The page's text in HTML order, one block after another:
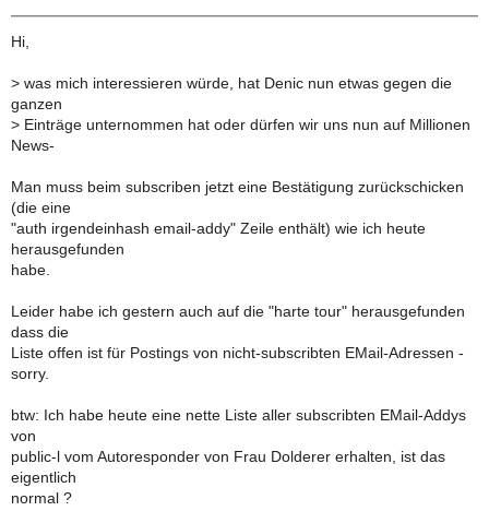
Hi,
> was mich interessieren würde, hat Denic nun etwas gegen die
ganzen
> Einträge unternommen hat oder dürfen wir uns nun auf Millionen
News-
Man muss beim subscriben jetzt eine Bestätigung zurückschicken
(die eine
"auth irgendeinhash email-addy" Zeile enthält) wie ich heute
herausgefunden
habe.
Leider habe ich gestern auch auf die "harte tour" herausgefunden
dass die
Liste offen ist für Postings von nicht-subscribten EMail-Adressen -
sorry.
btw: Ich habe heute eine nette Liste aller subscribten EMail-Addys
von
public-l vom Autoresponder von Frau Dolderer erhalten, ist das
eigentlich
normal ?